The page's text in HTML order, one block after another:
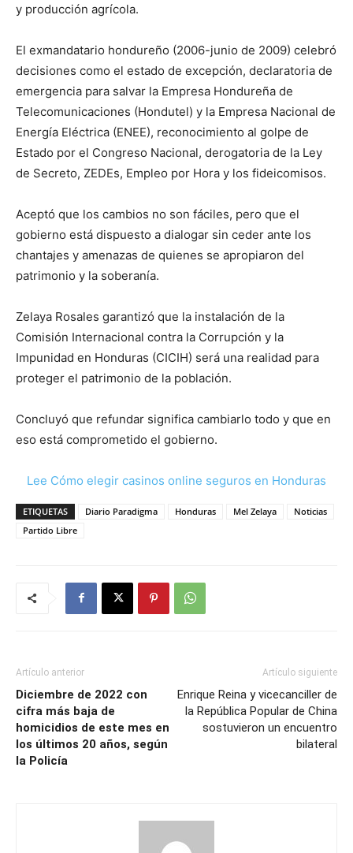
y producción agrícola.
El exmandatario hondureño (2006-junio de 2009) celebró
decisiones como el estado de excepción, declaratoria de
emergencia para salvar la Empresa Hondureña de
Telecomunicaciones (Hondutel) y la Empresa Nacional de
Energía Eléctrica (ENEE), reconocimiento al golpe de
Estado por el Congreso Nacional, derogatoria de la Ley
de Secreto, ZEDEs, Empleo por Hora y los fideicomisos.
Aceptó que los cambios no son fáciles, pero que el
gobierno está dispuesto a dialogar sin ceder ante los
chantajes y amenazas de quienes se apropiaron del
patrimonio y la soberanía.
Zelaya Rosales garantizó que la instalación de la
Comisión Internacional contra la Corrupción y la
Impunidad en Honduras (CICIH) será una realidad para
proteger el patrimonio de la población.
Concluyó que refundar significa cambiarlo todo y que en
eso está comprometido el gobierno.
Lee Cómo elegir casinos online seguros en Honduras
ETIQUETAS Diario Paradigma Honduras Mel Zelaya
Noticias
Partido Libre
Artículo anterior
Diciembre de 2022 con
cifra más baja de
homicidios de este mes en
los últimos 20 años, según
la Policía
Artículo siguiente
Enrique Reina y vicecanciller de
la República Popular de China
sostuvieron un encuentro
bilateral